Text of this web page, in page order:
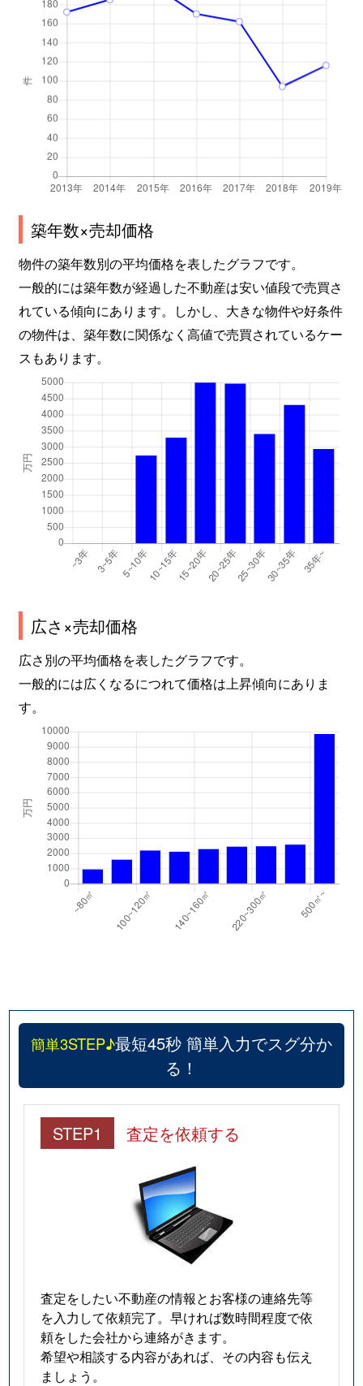
築年数×売却価格
物件の築年数別の平均価格を表したグラフです。
一般的には築年数が経過した不動産は安い値段で売買さ
れている傾向にあります。しかし、大きな物件や好条件
の物件は、築年数に関係なく高値で売買されているケー
スもあります。
広さ×売却価格
広さ別の平均価格を表したグラフです。
一般的には広くなるにつれて価格は上昇傾向にありま
す。
簡単3STEP♪最短45秒 簡単入力でスグ分か
る！
STEP1 査定を依頼する
査定をしたい不動産の情報とお客様の連絡先等
を入力して依頼完了。早ければ数時間程度で依
頼をした会社から連絡がきます。
希望や相談する内容があれば、その内容も伝え
ましょう。